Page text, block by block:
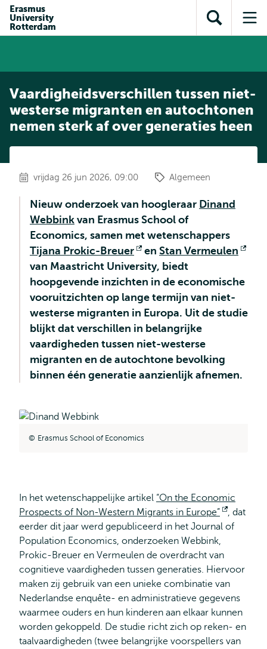
inhoud
Direct naar
subnavigatie
Erasmus
University
Rotterdam
Toon
zoekveld
Vaardigheidsverschillen tussen niet-
westerse migranten en autochtonen
nemen sterk af over generaties heen
vrijdag 26 jun 2026, 09:00 Algemeen
Nieuw onderzoek van hoogleraar Dinand
Webbink van Erasmus School of
Economics, samen met wetenschappers
Tijana Prokic-Breuer
Opent
extern
en Stan Vermeulen
van Maastricht University, biedt
hoopgevende inzichten in de economische
vooruitzichten op lange termijn van niet-
westerse migranten in Europa. Uit de studie
blijkt dat verschillen in belangrijke
vaardigheden tussen niet-westerse
migranten en de autochtone bevolking
binnen één generatie aanzienlijk afnemen.
Erasmus School of Economics
In het wetenschappelijke artikel “On the Economic
Prospects of Non-Western Migrants in Europe”
Opent
extern
, dat
eerder dit jaar werd gepubliceerd in het Journal of
Population Economics, onderzoeken Webbink,
Prokic-Breuer en Vermeulen de overdracht van
cognitieve vaardigheden tussen generaties. Hiervoor
maken zij gebruik van een unieke combinatie van
Nederlandse enquête- en administratieve gegevens
waarmee ouders en hun kinderen aan elkaar kunnen
worden gekoppeld. De studie richt zich op reken- en
taalvaardigheden (twee belangrijke voorspellers van